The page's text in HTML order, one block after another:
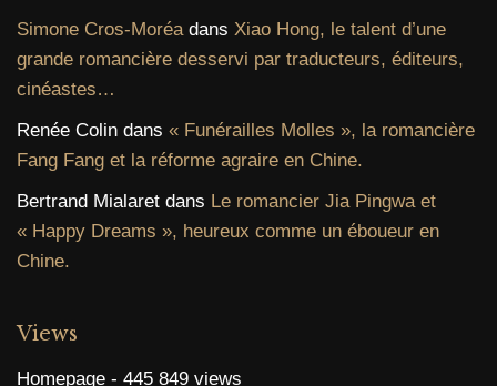
Simone Cros-Moréa dans Xiao Hong, le talent d’une
grande romancière desservi par traducteurs, éditeurs,
cinéastes…
Renée Colin dans « Funérailles Molles », la romancière
Fang Fang et la réforme agraire en Chine.
Bertrand Mialaret dans Le romancier Jia Pingwa et
« Happy Dreams », heureux comme un éboueur en
Chine.
Views
Homepage - 445 849 views